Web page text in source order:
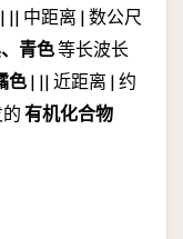
|| 中距离 | 数公尺
青色等长波长
色 | || 近距离 | 约
有机化合物